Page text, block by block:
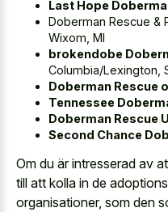
Last Hope
Doberman Rescue &
Wixom, MI
brokendobe
Columbia/Lexington,
Doberman Rescue
Tennessee
Doberman Rescue
Second Chance
Om du är intresserad av
till att kolla in de
organisationer, som den